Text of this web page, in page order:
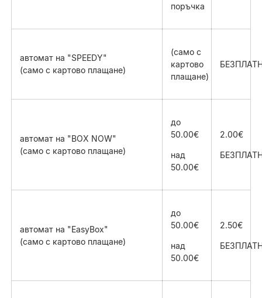
поръчка
автомат на "SPEEDY"
(само с картово плащане)
(само с
картово
плащане)
автомат на "BOX NOW"
(само с картово плащане)
до
50.00€
над
50.00€
2.00€
автомат на "EasyBox"
(само с картово плащане)
до
50.00€
над
50.00€
2.50€